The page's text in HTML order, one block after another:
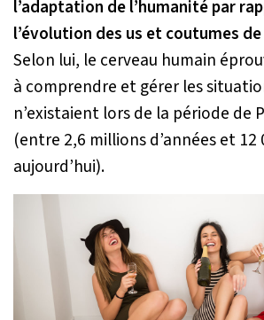
l’adaptation de l’humanité par
l’évolution des us et coutumes
Selon lui, le cerveau humain
à comprendre et gérer les
n’existaient lors de la période de
(entre 2,6 millions d’années et 12
aujourd’hui).